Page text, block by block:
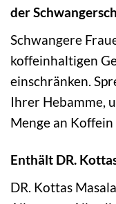
der
Schwangere
koffeinhaltigen
einschränken.
Ihrer Hebamme,
Menge an
Enthält DR.
DR. Kottas